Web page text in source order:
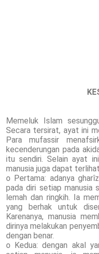
Memeluk Islam
Secara tersirat, ayat ini
Para mufassir
kecenderungan pada
itu sendiri. Selain ayat
manusia juga dapat
o Pertama: adanya
pada diri setiap manusia
lemah dan ringkih. Ia
yang berhak untuk
Karenanya, manusia
dirinya melakukan
dengan benar.
o Kedua: dengan akal